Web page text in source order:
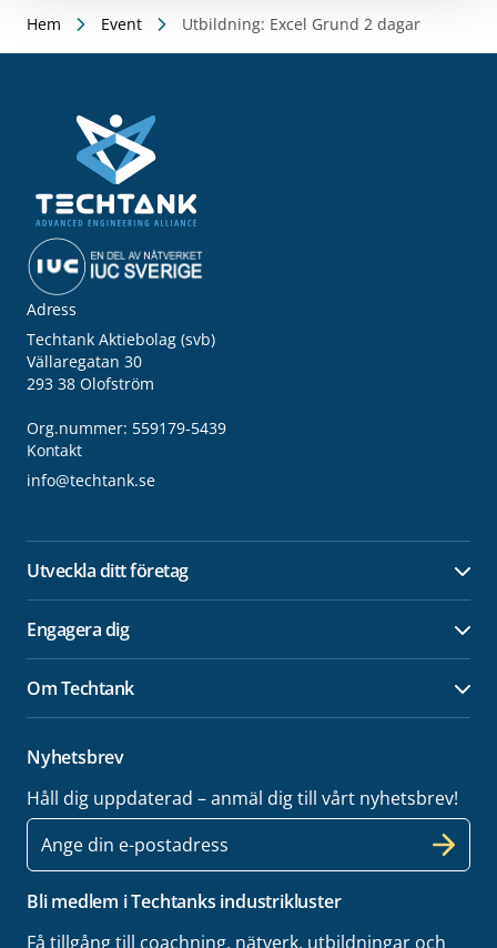
Hem Event Utbildning: Excel Grund 2 dagar
Adress
Techtank Aktiebolag (svb)
Vällaregatan 30
293 38 Olofström
Org.nummer: 559179-5439
Kontakt
info@techtank.se
Utveckla ditt företag
Engagera dig
Om Techtank
Nyhetsbrev
Håll dig uppdaterad – anmäl dig till vårt nyhetsbrev!
E-
post
Bli medlem i Techtanks industrikluster
Få tillgång till coachning, nätverk, utbildningar och